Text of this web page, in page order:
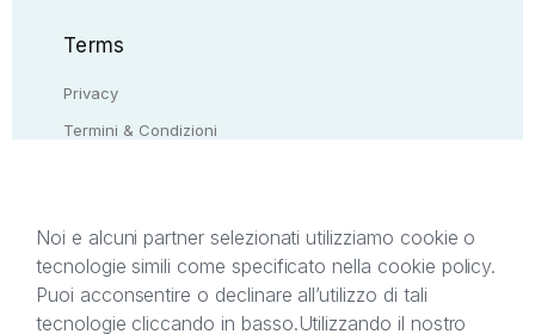
Terms
Privacy
Termini & Condizioni
Il presente sito web è di proprietà di StreetLib S.r.l.
C.F. e P.IVA 05338720963. StreetLib S.r.l. è
Noi e alcuni partner selezionati utilizziamo cookie o
tecnologie simili come specificato nella cookie policy.
Puoi acconsentire o declinare all’utilizzo di tali
tecnologie cliccando in basso.Utilizzando il nostro